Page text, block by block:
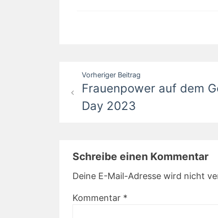
Beitragsnavigation
Vorheriger Beitrag
Frauenpower auf dem
Day 2023
Schreibe einen Kommentar
Deine E-Mail-Adresse wird nicht
Kommentar *